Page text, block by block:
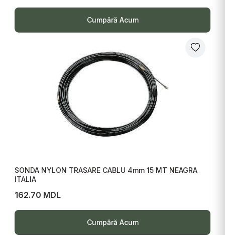
Cumpără Acum
SONDA NYLON TRASARE CABLU 4mm 15 MT NEAGRA
ITALIA
162.70 MDL
Cumpără Acum